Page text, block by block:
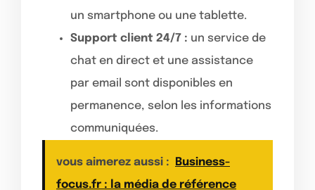
un smartphone ou une tablette.
Support client 24/7 : un service de
chat en direct et une assistance
par email sont disponibles en
permanence, selon les informations
communiquées.
vous aimerez aussi :
Business-
focus.fr : la média de référence